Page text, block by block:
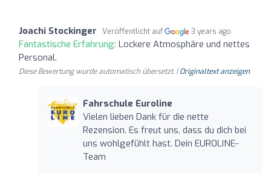
Joachi Stockinger Veröffentlicht auf 3 years ago
Fantastische Erfahrung: Lockere Atmosphäre und nettes
Personal.
Diese Bewertung wurde automatisch übersetzt. |Originaltext anzeigen
Fahrschule Euroline
Vielen lieben Dank für die nette
Rezension. Es freut uns, dass du dich bei
uns wohlgefühlt hast. Dein EUROLINE-
Team